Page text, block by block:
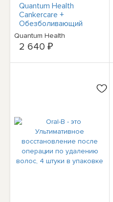
Quantum Health
Cankercare +
Обезболивающий
гель для полости рта
по 1 штуке по 0,33
унции
Quantum Health
2 640 ₽